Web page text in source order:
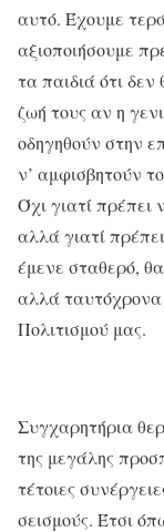
αυτό. Έχουμε
αξιοποιήσουμε
τα παιδιά ότι
ζωή τους αν η
οδηγηθούν στην
ν’ αμφισβητούν
Όχι γιατί
αλλά γιατί
έμενε σταθερό,
αλλά ταυτόχρονα
Πολιτισμού μας.
Συγχαρητήρια
της μεγάλης
τέτοιες
σεισμούς. Έτσι